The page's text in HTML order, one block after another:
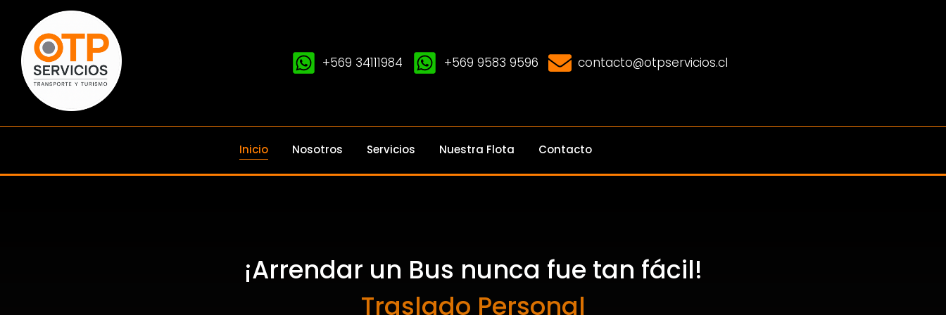
+569 34111984 +569 9583 9596 contacto@otpservicios.cl
Inicio Nosotros Servicios Nuestra Flota Contacto
¡Arrendar un Bus nunca fue tan fácil!
Traslado Personal